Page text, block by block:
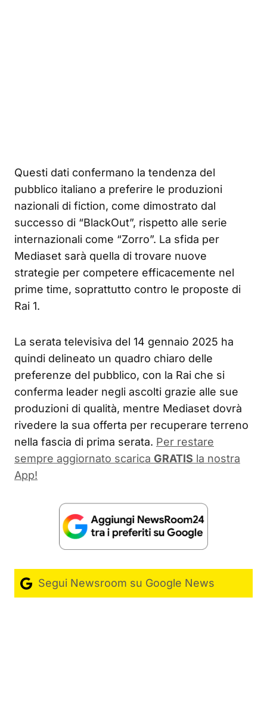
Questi dati confermano la tendenza del
pubblico italiano a preferire le produzioni
nazionali di fiction, come dimostrato dal
successo di “BlackOut”, rispetto alle serie
internazionali come “Zorro”. La sfida per
Mediaset sarà quella di trovare nuove
strategie per competere efficacemente nel
prime time, soprattutto contro le proposte di
Rai 1.
La serata televisiva del 14 gennaio 2025 ha
quindi delineato un quadro chiaro delle
preferenze del pubblico, con la Rai che si
conferma leader negli ascolti grazie alle sue
produzioni di qualità, mentre Mediaset dovrà
rivedere la sua offerta per recuperare terreno
nella fascia di prima serata. Per restare
sempre aggiornato scarica GRATIS la nostra
App!
Segui Newsroom su Google News